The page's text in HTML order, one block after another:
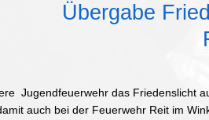
Übergabe
Jugendfeuerwehr das Friedenslicht
auch bei der Feuerwehr Reit im